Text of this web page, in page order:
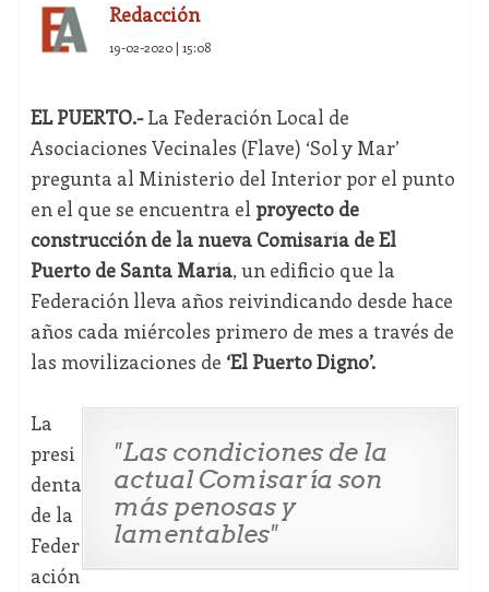
Redacción
19-02-2020 | 15:08
EL PUERTO.-La Federación Local de
Asociaciones Vecinales (Flave) ‘Sol y Mar’
pregunta al Ministerio del Interior por el punto
en el que se encuentra el proyecto de
construcción de la nueva Comisaría de El
Puerto de Santa María, un edificio que la
Federación lleva años reivindicando desde hace
años cada miércoles primero de mes a través de
las movilizaciones de ‘El Puerto Digno’.
"Las condiciones de la
actual Comisaría son
más penosas y
lamentables"
La
presi
denta
de la
Feder
ación